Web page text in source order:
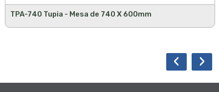
TPA-740 Tupia - Mesa de 740 X 600mm
‹ ›